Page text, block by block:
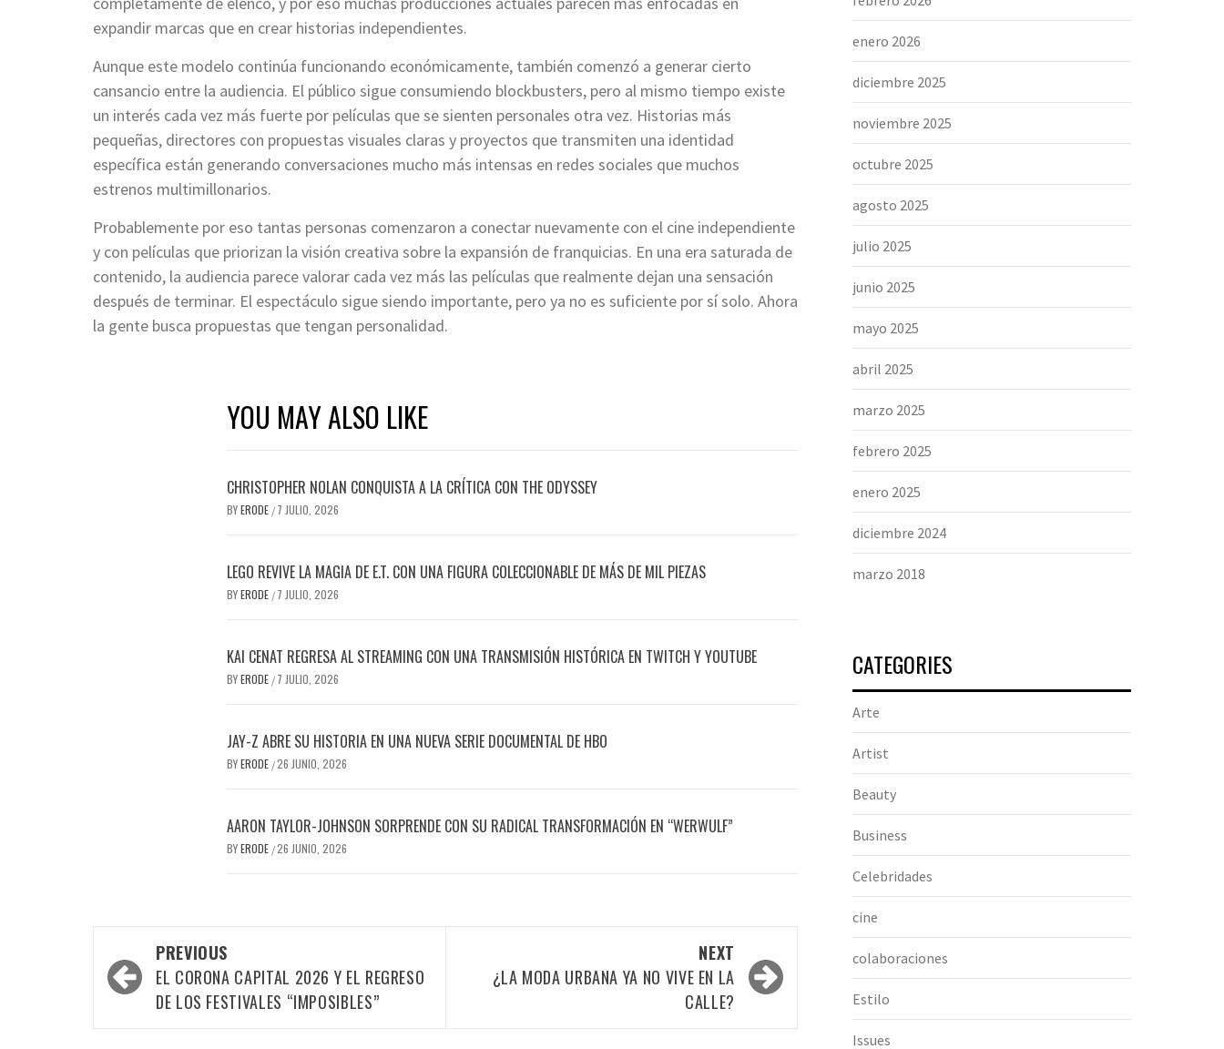
expandir marcas que en crear historias independientes.
Aunque este modelo continúa funcionando económicamente, también comenzó a generar cierto
cansancio entre la audiencia. El público sigue consumiendo blockbusters, pero al mismo tiempo existe
un interés cada vez más fuerte por películas que se sienten personales otra vez. Historias más
pequeñas, directores con propuestas visuales claras y proyectos que transmiten una identidad
específica están generando conversaciones mucho más intensas en redes sociales que muchos
estrenos multimillonarios.
Probablemente por eso tantas personas comenzaron a conectar nuevamente con el cine independiente
y con películas que priorizan la visión creativa sobre la expansión de franquicias. En una era saturada de
contenido, la audiencia parece valorar cada vez más las películas que realmente dejan una sensación
después de terminar. El espectáculo sigue siendo importante, pero ya no es suficiente por sí solo. Ahora
la gente busca propuestas que tengan personalidad.
YOU MAY ALSO LIKE
CHRISTOPHER NOLAN CONQUISTA A LA CRÍTICA CON THE ODYSSEY
BYERODE / 7 JULIO, 2026
LEGO REVIVE LA MAGIA DE E.T. CON UNA FIGURA COLECCIONABLE DE MÁS DE MIL PIEZAS
BYERODE / 7 JULIO, 2026
KAI CENAT REGRESA AL STREAMING CON UNA TRANSMISIÓN HISTÓRICA EN TWITCH Y YOUTUBE
BYERODE / 7 JULIO, 2026
JAY-Z ABRE SU HISTORIA EN UNA NUEVA SERIE DOCUMENTAL DE HBO
BYERODE /26 JUNIO, 2026
AARON TAYLOR-JOHNSON SORPRENDE CON SU RADICAL TRANSFORMACIÓN EN “WERWULF”
BYERODE /26 JUNIO, 2026
PREVIOUS
EL CORONA CAPITAL 2026 Y EL REGRESO
DE LOS FESTIVALES “IMPOSIBLES”
NEXT
¿LA MODA URBANA YA NO VIVE EN LA
CALLE?
enero 2026
diciembre 2025
noviembre 2025
octubre 2025
agosto 2025
julio 2025
junio 2025
mayo 2025
abril 2025
marzo 2025
febrero 2025
enero 2025
diciembre 2024
marzo 2018
CATEGORIES
Arte
Artist
Beauty
Business
Celebridades
cine
colaboraciones
Estilo
Issues